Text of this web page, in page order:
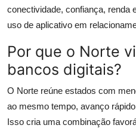
conectividade, confiança, renda
uso de aplicativo em
Por que o Norte
bancos digitais?
O Norte reúne estados com
ao mesmo tempo, avanço
Isso cria uma combinação